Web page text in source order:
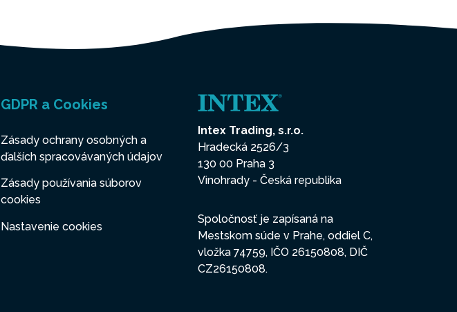
GDPR a Cookies
Zásady ochrany osobných a
ďalších spracovávaných údajov
Zásady používania súborov
cookies
Nastavenie cookies
Intex Trading, s.r.o.
Hradecká 2526/3
130 00 Praha 3
Vinohrady - Česká republika
Spoločnosť je zapísaná na
Mestskom súde v Prahe, oddiel C,
vložka 74759, IČO 26150808, DIČ
CZ26150808.